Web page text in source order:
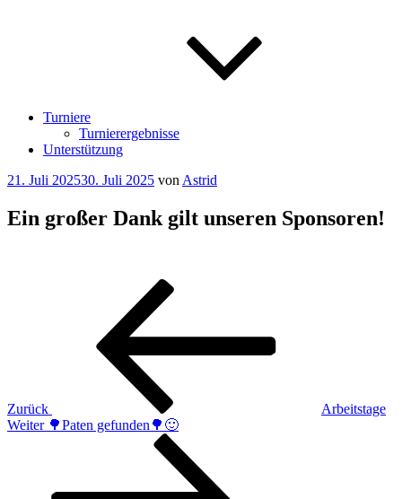
Turniere
Turnierergebnisse
Unterstützung
Veröffentlicht
21. Juli 202530. Juli 2025 von Astrid
Ein großer Dank gilt unseren Sponsoren!
Beitragsnavigation
Zurück
Arbeitstage
Nächster
Weiter 🌳Paten gefunden🌳🙂